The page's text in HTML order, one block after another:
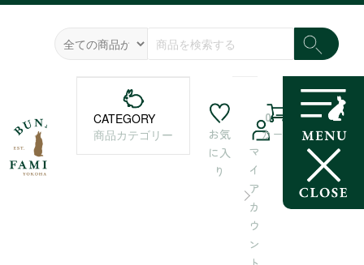
CATEGORY
商品カテゴリー
お気
に入
り
マ
イ
ア
カ
ウ
ン
カート
0